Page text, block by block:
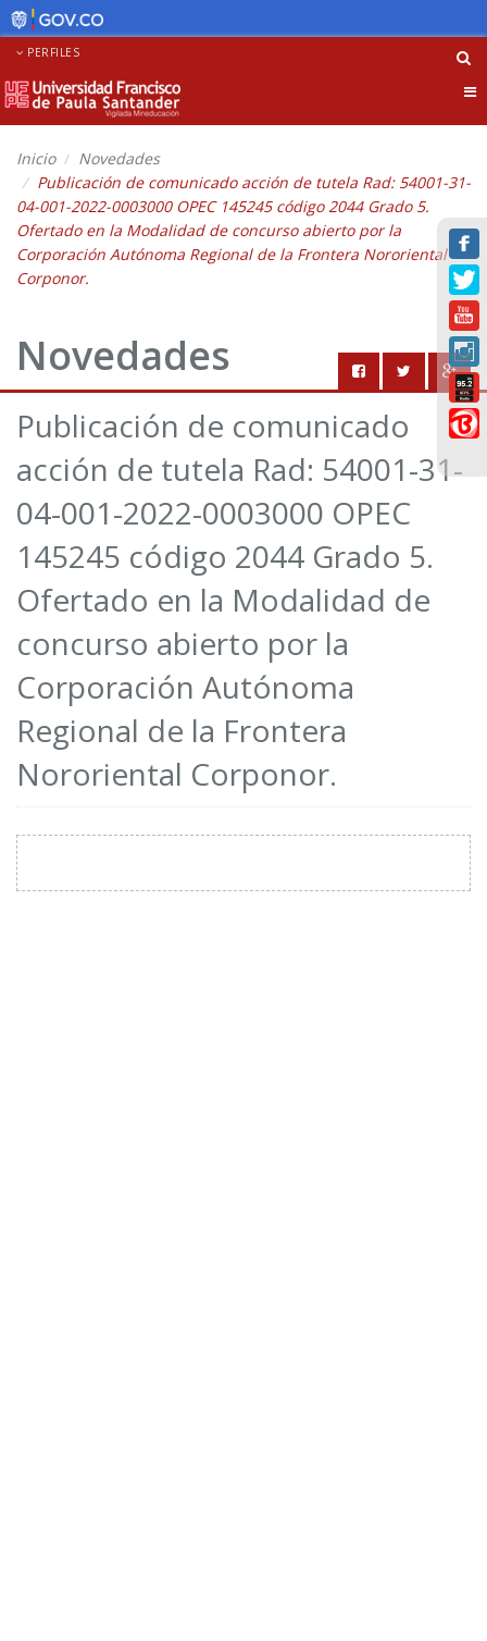
PERFILES
Inicio
Novedades
Publicación de comunicado acción de tutela Rad: 54001-31-
04-001-2022-0003000 OPEC 145245 código 2044 Grado 5.
Ofertado en la Modalidad de concurso abierto por la
Corporación Autónoma Regional de la Frontera Nororiental
Corponor.
Novedades
Publicación de comunicado
acción de tutela Rad: 54001-31-
04-001-2022-0003000 OPEC
145245 código 2044 Grado 5.
Ofertado en la Modalidad de
concurso abierto por la
Corporación Autónoma
Regional de la Frontera
Nororiental Corponor.